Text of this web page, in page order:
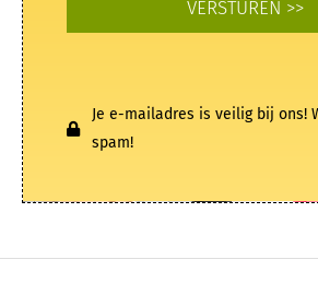
Je e-mailadres is veilig bij ons!
spam!